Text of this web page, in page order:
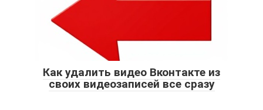
Как удалить видео Вконтакте из
своих видеозаписей все сразу